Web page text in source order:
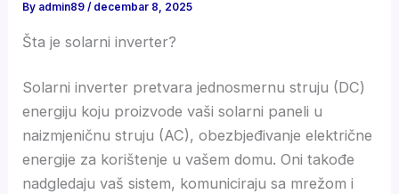
By admin89/ decembar 8, 2025
Šta je solarni inverter?
Solarni inverter pretvara jednosmernu struju (DC)
energiju koju proizvode vaši solarni paneli u
naizmjeničnu struju (AC), obezbjeđivanje električne
energije za korištenje u vašem domu. Oni takođe
nadgledaju vaš sistem, komuniciraju sa mrežom i